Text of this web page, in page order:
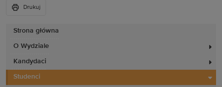
Strona główna
O Wydziale
Kandydaci
Studenci
Drukuj